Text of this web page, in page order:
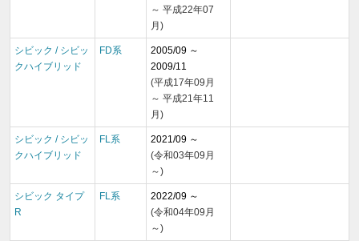
～ 平成22年07
月)
シビック / シビッ
クハイブリッド
FD系
2005/09 ～
2009/11
(平成17年09月
～ 平成21年11
月)
シビック / シビッ
クハイブリッド
FL系
2021/09 ～
(令和03年09月
～)
シビック タイプ
R
FL系
2022/09 ～
(令和04年09月
～)